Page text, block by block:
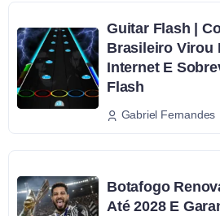
Guitar Flash |
Brasileiro Virou
Internet E
Flash
Gabriel Fernandes
Botafogo
Até 2028 E